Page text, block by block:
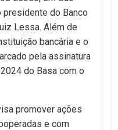
do Banco
Lessa. Além de
bancária e o
pela assinatura
do Basa com o
promover ações
e com